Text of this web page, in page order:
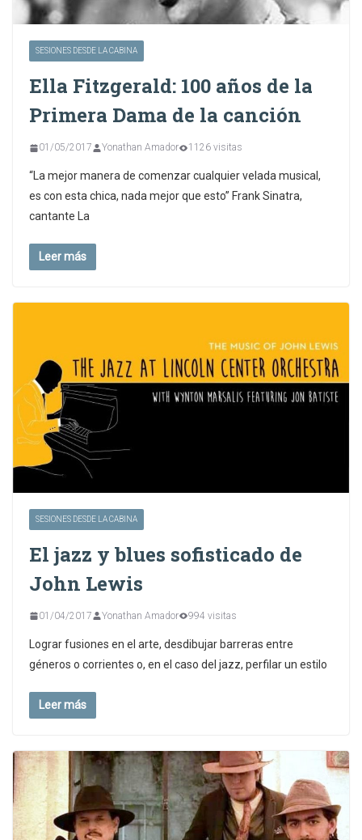
SESIONES DESDE LA CABINA
Ella Fitzgerald: 100 años de la
Primera Dama de la canción
01/05/2017 Yonathan Amador 1126 visitas
“La mejor manera de comenzar cualquier velada musical,
es con esta chica, nada mejor que esto” Frank Sinatra,
cantante La
Leer más
SESIONES DESDE LA CABINA
El jazz y blues sofisticado de
John Lewis
01/04/2017 Yonathan Amador 994 visitas
Lograr fusiones en el arte, desdibujar barreras entre
géneros o corrientes o, en el caso del jazz, perfilar un estilo
Leer más